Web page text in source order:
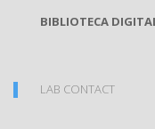
BIBLIOTECA
LAB CONTACT